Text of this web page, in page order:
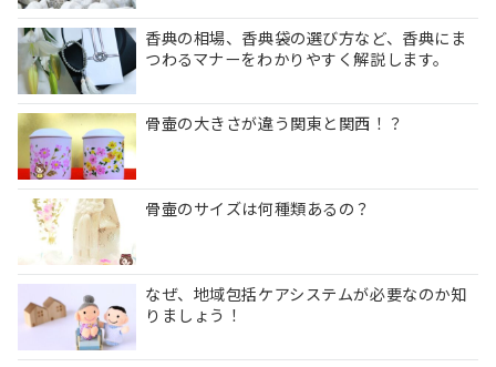
香典の相場、香典袋の選び方など、香典にま
つわるマナーをわかりやすく解説します。
骨壷の大きさが違う関東と関西！？
骨壷のサイズは何種類あるの？
なぜ、地域包括ケアシステムが必要なのか知
りましょう！